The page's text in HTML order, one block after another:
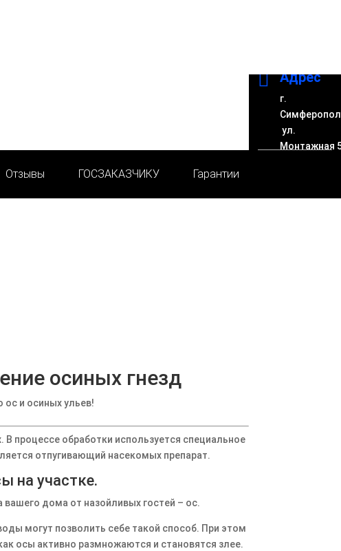
 Адрес
г.
ул.
Монтажная
Отзывы ГОСЗАКАЗЧИКУ Гарантии
осиных гнезд
и осиных ульев!
В процессе обработки используется специальное
отпугивающий насекомых препарат.
на участке.
дома от назойливых гостей – ос.
могут позволить себе такой способ. При этом
осы активно размножаются и становятся злее.